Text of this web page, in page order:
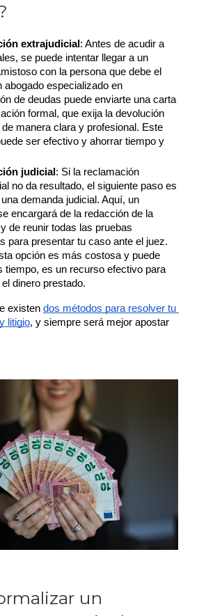
extrajudicial : Antes de acudir a
se puede intentar llegar a un
con la persona que debe el
abogado especializado en
de deudas puede enviarte una carta
formal, que exija la devolución
de manera clara y profesional. Este
ser efectivo y ahorrar tiempo y
judicial : Si la reclamación
no da resultado, el siguiente paso es
demanda judicial. Aquí, un
encargará de la redacción de la
de reunir todas las pruebas
para presentar tu caso ante el juez.
opción es más costosa y puede
tiempo, es un recurso efectivo para
dinero prestado.
existen dos métodos para resolver tu
litigio, y siempre será mejor apostar
un